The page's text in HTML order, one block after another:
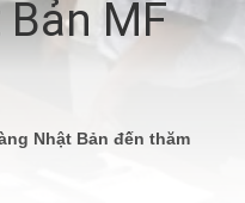
MF
Nhật Bản đến thăm